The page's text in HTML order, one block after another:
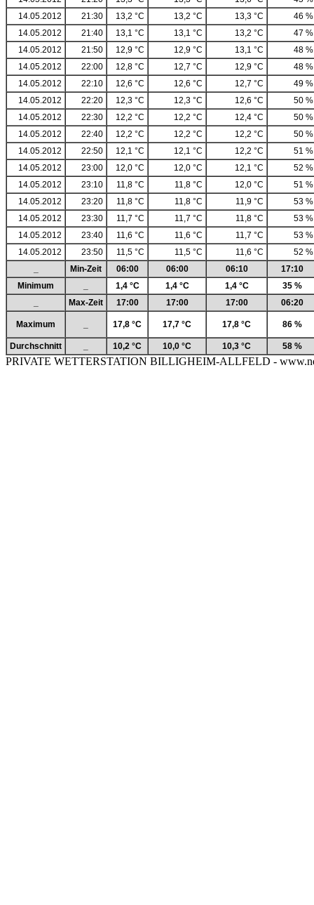
14.05.2012
21:30 13,2 °C 13,2 °C 13,3 °C
46 %
14.05.2012
21:40 13,1 °C 13,1 °C 13,2 °C
47 %
14.05.2012
21:50 12,9 °C 12,9 °C 13,1 °C
48 %
14.05.2012
22:00 12,8 °C 12,7 °C 12,9 °C
48 %
14.05.2012
22:10 12,6 °C 12,6 °C 12,7 °C
49 %
14.05.2012
22:20 12,3 °C 12,3 °C 12,6 °C
50 %
14.05.2012
22:30 12,2 °C 12,2 °C 12,4 °C
50 %
14.05.2012
22:40 12,2 °C 12,2 °C 12,2 °C
50 %
14.05.2012
22:50 12,1 °C 12,1 °C 12,2 °C
51 %
14.05.2012
23:00 12,0 °C 12,0 °C 12,1 °C
52 %
14.05.2012
23:10 11,8 °C 11,8 °C 12,0 °C
51 %
14.05.2012
23:20 11,8 °C 11,8 °C 11,9 °C
53 %
14.05.2012
23:30 11,7 °C 11,7 °C 11,8 °C
53 %
14.05.2012
23:40 11,6 °C 11,6 °C 11,7 °C
53 %
14.05.2012
23:50 11,5 °C 11,5 °C 11,6 °C
52 %
Min-Zeit 06:00 06:00 06:10
17:10
Minimum
1,4 °C 1,4 °C 1,4 °C
35 %
Max-Zeit 17:00 17:00 17:00 06:20
Maximum 17,8 °C 17,7 °C 17,8 °C 86 %
Durchschnitt 10,2 °C 10,0 °C 10,3 °C 58 %
PRIVATE WETTERSTATION BILLIGHEIM-ALLFELD -